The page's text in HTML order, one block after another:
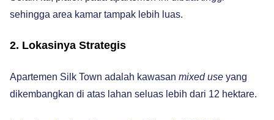
sehingga area kamar tampak lebih luas.
2. Lokasinya Strategis
Apartemen Silk Town adalah kawasan mixed use yang
dikembangkan di atas lahan seluas lebih dari 12 hektare.